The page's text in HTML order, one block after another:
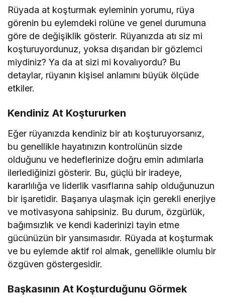
Rüyada at koşturmak eyleminin yorumu, rüya
görenin bu eylemdeki rolüne ve genel durumuna
göre de değişiklik gösterir. Rüyanızda atı siz mi
koşturuyordunuz, yoksa dışarıdan bir gözlemci
miydiniz? Ya da at sizi mi kovalıyordu? Bu
detaylar, rüyanın kişisel anlamını büyük ölçüde
etkiler.
Kendiniz At Koştururken
Eğer rüyanızda kendiniz bir atı koşturuyorsanız,
bu genellikle hayatınızın kontrolünün sizde
olduğunu ve hedeflerinize doğru emin adımlarla
ilerlediğinizi gösterir. Bu, güçlü bir iradeye,
kararlılığa ve liderlik vasıflarına sahip olduğunuzun
bir işaretidir. Başarıya ulaşmak için gerekli enerjiye
ve motivasyona sahipsiniz. Bu durum, özgürlük,
bağımsızlık ve kendi kaderinizi tayin etme
gücünüzün bir yansımasıdır. Rüyada at koşturmak
ve bu eylemde aktif rol almak, genellikle olumlu bir
özgüven göstergesidir.
Başkasının At Koşturduğunu Görmek